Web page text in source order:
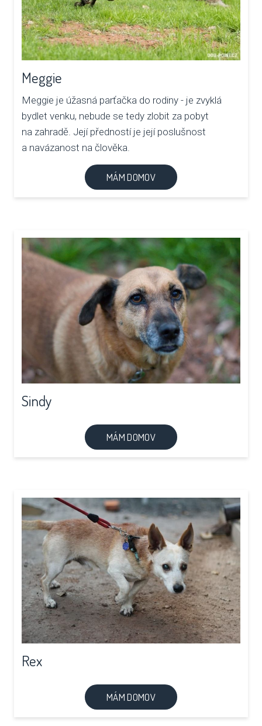
Meggie
Meggie je úžasná parťačka do rodiny - je zvyklá
bydlet venku, nebude se tedy zlobit za pobyt
na zahradě. Její předností je její poslušnost
a navázanost na člověka.
MÁM DOMOV
Sindy
MÁM DOMOV
Rex
MÁM DOMOV